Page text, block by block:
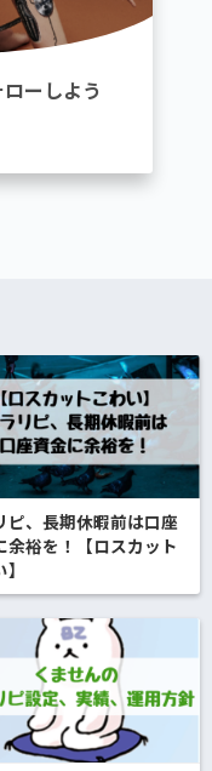
ーしよう
ピ、長期休暇前は口座
余裕を！【ロスカット